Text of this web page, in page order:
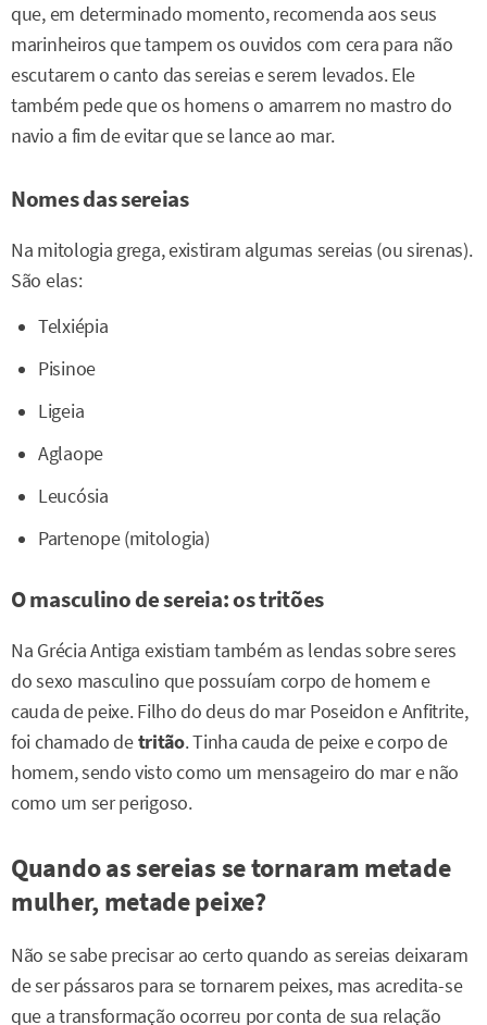
que, em determinado momento, recomenda aos seus
marinheiros que tampem os ouvidos com cera para não
escutarem o canto das sereias e serem levados. Ele
também pede que os homens o amarrem no mastro do
navio a fim de evitar que se lance ao mar.
Nomes das sereias
Na mitologia grega, existiram algumas sereias (ou sirenas).
São elas:
Telxiépia
Pisinoe
Ligeia
Aglaope
Leucósia
Partenope (mitologia)
O masculino de sereia: os tritões
Na Grécia Antiga existiam também as lendas sobre seres
do sexo masculino que possuíam corpo de homem e
cauda de peixe. Filho do deus do mar Poseidon e Anfitrite,
foi chamado detritão. Tinha cauda de peixe e corpo de
homem, sendo visto como um mensageiro do mar e não
como um ser perigoso.
Quando as sereias se tornaram metade
mulher, metade peixe?
Não se sabe precisar ao certo quando as sereias deixaram
de ser pássaros para se tornarem peixes, mas acredita-se
que a transformação ocorreu por conta de sua relação